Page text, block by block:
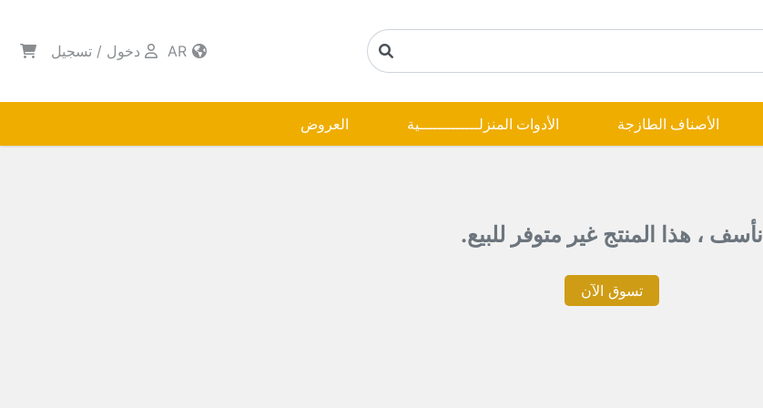
دخول / تسجيل
الأصناف الطازجة الأدوات المنزلـــــــــــــية العروض
نأسف ، هذا المنتج غير متوفر للبيع.
تسوق الآن